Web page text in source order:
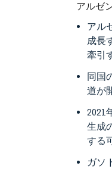
アルゼ
アル
成長
牽引
同国
道が
2021
生成
する
ガソ